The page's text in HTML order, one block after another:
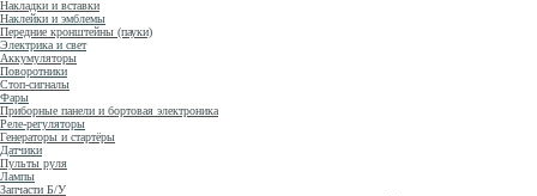
Накладки и вставки
Наклейки и эмблемы
Передние кронштейны (пауки)
Электрика и свет
Аккумуляторы
Поворотники
Стоп-сигналы
Фары
Приборные панели и бортовая электроника
Реле-регуляторы
Генераторы и стартёры
Датчики
Пульты руля
Лампы
Запчасти Б/У